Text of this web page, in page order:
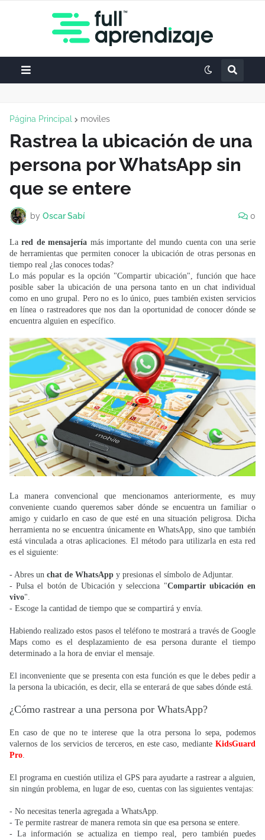
Página Principal moviles
Rastrea la ubicación de una
persona por WhatsApp sin
que se entere
by Oscar Sabí 0
Lared de mensajería más importante del mundo cuenta con una serie
de herramientas que permiten conocer la ubicación de otras personas en
tiempo real ¿las conoces todas?
Lo más popular es la opción "Compartir ubicación", función que hace
posible saber la ubicación de una persona tanto en un chat individual
como en uno grupal. Pero no es lo único, pues también existen servicios
en línea o rastreadores que nos dan la oportunidad de conocer dónde se
encuentra alguien en específico.
La manera convencional que mencionamos anteriormente, es muy
conveniente cuando queremos saber dónde se encuentra un familiar o
amigo y cuidarlo en caso de que esté en una situación peligrosa. Dicha
herramienta no se encuentra únicamente en WhatsApp, sino que también
está vinculada a otras aplicaciones. El método para utilizarla en esta red
es el siguiente:
- Abres un chat de WhatsApp y presionas el símbolo de Adjuntar.
- Pulsa el botón de Ubicación y selecciona "Compartir ubicación en
vivo".
- Escoge la cantidad de tiempo que se compartirá y envía.
Habiendo realizado estos pasos el teléfono te mostrará a través de Google
Maps como es el desplazamiento de esa persona durante el tiempo
determinado a la hora de enviar el mensaje.
El inconveniente que se presenta con esta función es que le debes pedir a
la persona la ubicación, es decir, ella se enterará de que sabes dónde está.
¿Cómo rastrear a una persona por WhatsApp?
En caso de que no te interese que la otra persona lo sepa, podemos
valernos de los servicios de terceros, en este caso, mediante KidsGuard
Pro.
El programa en cuestión utiliza el GPS para ayudarte a rastrear a alguien,
sin ningún problema, en lugar de eso, cuentas con las siguientes ventajas:
- No necesitas tenerla agregada a WhatsApp.
- Te permite rastrear de manera remota sin que esa persona se entere.
- La información se actualiza en tiempo real, pero también puedes